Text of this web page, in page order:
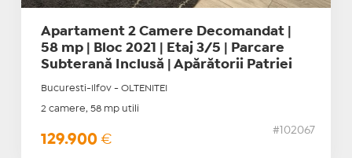
Apartament 2 Camere Decomandat |
58 mp | Bloc 2021 | Etaj 3/5 | Parcare
Subterană Inclusă | Apărătorii Patriei
Bucuresti-Ilfov - OLTENITEI
2 camere, 58 mp utili
129.900 €
#102067